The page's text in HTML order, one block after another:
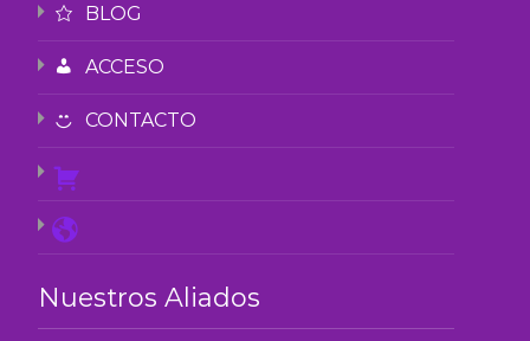
BLOG
ACCESO
CONTACTO
Nuestros Aliados